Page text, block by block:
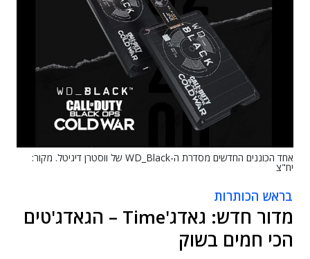
אחד הכוננים החדשים מסדרת ה-WD_Black של ווסטרן דיגיטל. מקור:
יח"צ
בראש הכותרות
מדור חדש: גאדג'Time – הגאדג'טים
הכי חמים בשוק